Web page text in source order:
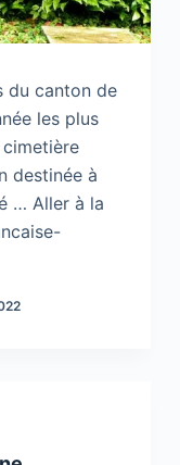
du canton de
les plus
destinée à
… Aller à la